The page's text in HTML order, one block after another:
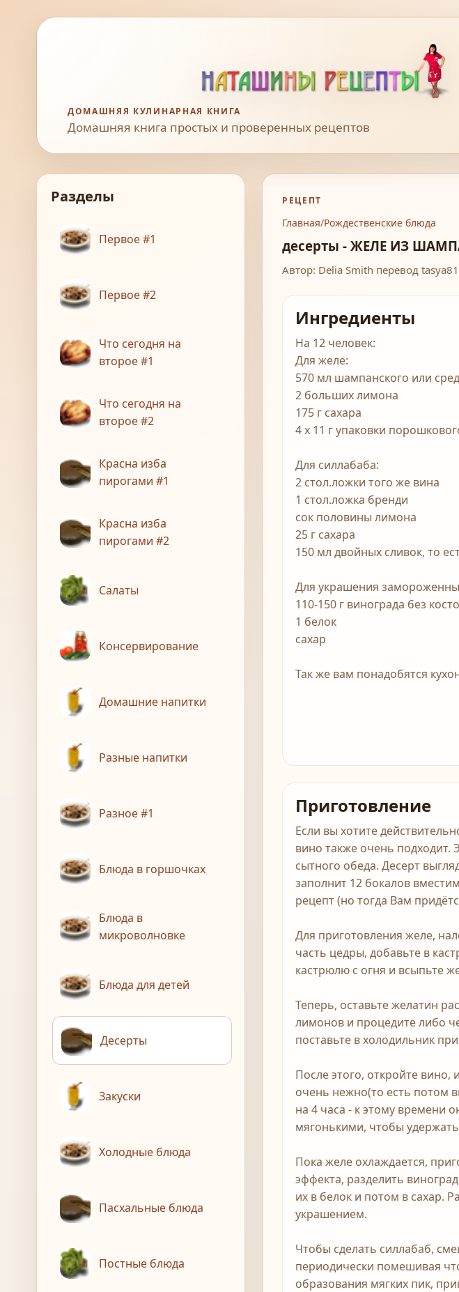
ДОМАШНЯЯ КУЛИНАРНАЯ КНИГА
Домашняя книга простых и проверенных рецептов
Разделы
Первое #1
Первое #2
Что сегодня на
второе #1
Что сегодня на
второе #2
Красна изба
пирогами #1
Красна изба
пирогами #2
Салаты
Консервирование
Домашние напитки
Разные напитки
Разное #1
Блюда в горшочках
Блюда в
микроволновке
Блюда для детей
Десерты
Закуски
Холодные блюда
Пасхальные блюда
Постные блюда
РЕЦЕПТ
Главная/Рождественские блюда
десерты - ЖЕЛЕ ИЗ
Автор: Delia Smith перевод tasya81
Ингредиенты
На 12 человек:
Для желе:
570 мл шампанского или
2 больших лимона
175 г сахара
4 x 11 г упаковки
Для силлабаба:
2 стол.ложки того же вина
1 стол.ложка бренди
сок половины лимона
25 г сахара
150 мл двойных сливок, то
Для украшения
110-150 г винограда без
1 белок
сахар
Так же вам понадобятся
Приготовление
Если вы хотите
вино также очень подходит.
сытного обеда. Десерт
заполнит 12 бокалов
рецепт (но тогда Вам
Для приготовления желе,
часть цедры, добавьте в
кастрюлю с огня и всыпьте
Теперь, оставьте желатин
лимонов и процедите либо
поставьте в холодильник
После этого, откройте
очень нежно(то есть потом
на 4 часа - к этому времени
мягонькими, чтобы
Пока желе охлаждается,
эффекта, разделить
их в белок и потом в сахар.
украшением.
Чтобы сделать силлабаб,
периодически помешивая
образования мягких пик,